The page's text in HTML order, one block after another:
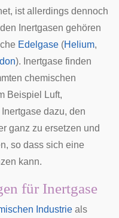
ist allerdings dennoch
Inertgasen gehören
Edelgase (Helium,
). Inertgase finden
chemischen
Beispiel Luft,
dazu, den
ganz zu ersetzen und
so dass sich eine
kann.
für Inertgase
Industrie als